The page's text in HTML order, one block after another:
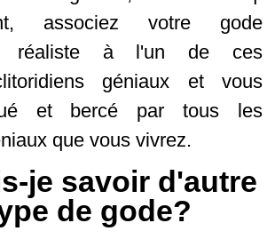
associez votre gode
réaliste à l'un de ces
géniaux et vous
et bercé par tous les
que vous vivrez.
je savoir d'autre
de gode?